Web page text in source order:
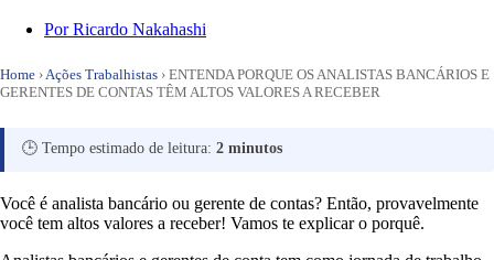
PorRicardo Nakahashi
Home ›Ações Trabalhistas › ENTENDA PORQUE OS ANALISTAS BANCÁRIOS E
GERENTES DE CONTAS TÊM ALTOS VALORES A RECEBER
🕒 Tempo estimado de leitura: 2 minutos
Você é analista bancário ou gerente de contas? Então, provavelmente
você tem altos valores a receber! Vamos te explicar o porquê.